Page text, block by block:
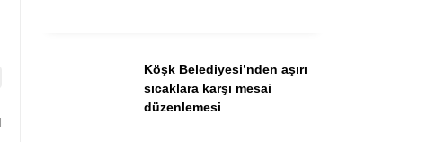
Güncel
Köşk Belediyesi’nden aşırı
sıcaklara karşı mesai
düzenlemesi